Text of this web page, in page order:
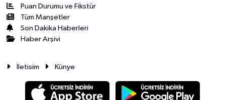
Puan Durumu ve Fikstür
Tüm Manşetler
Son Dakika Haberleri
Haber Arşivi
İletisim Künye